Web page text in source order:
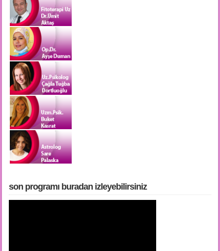
son programı buradan i̇zleyebilirsiniz